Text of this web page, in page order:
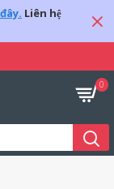
Liên hệ
0